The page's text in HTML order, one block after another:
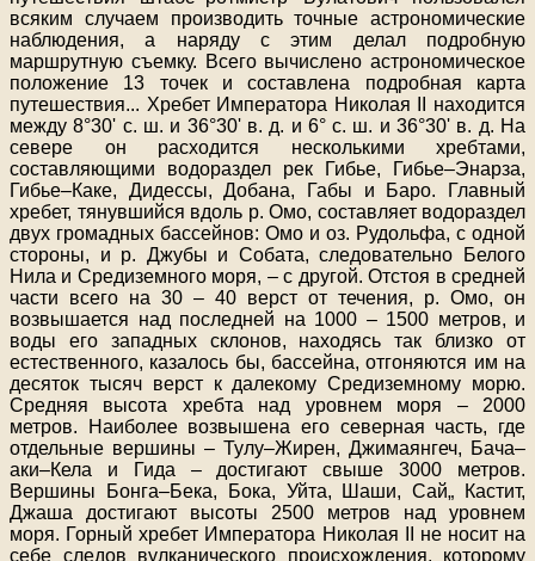
всяким случаем производить точные астрономические
наблюдения, а наряду с этим делал подробную
маршрутную съемку. Всего вычислено астрономическое
положение 13 точек и составлена подробная карта
путешествия... Хребет Императора Николая II находится
между 8°30' с. ш. и 36°30' в. д. и 6° с. ш. и 36°30' в. д. На
севере он расходится несколькими хребтами,
составляющими водораздел рек Гибье, Гибье–Энарза,
Гибье–Каке, Дидессы, Добана, Габы и Баро. Главный
хребет, тянувшийся вдоль р. Омо, составляет водораздел
двух громадных бассейнов: Омо и оз. Рудольфа, с одной
стороны, и р. Джубы и Собата, следовательно Белого
Нила и Средиземного моря, – с другой. Отстоя в средней
части всего на 30 – 40 верст от течения, р. Омо, он
возвышается над последней на 1000 – 1500 метров, и
воды его западных склонов, находясь так близко от
естественного, казалось бы, бассейна, отгоняются им на
десяток тысяч верст к далекому Средиземному морю.
Средняя высота хребта над уровнем моря – 2000
метров. Наиболее возвышена его северная часть, где
отдельные вершины – Тулу–Жирен, Джимаянгеч, Бача–
аки–Кела и Гида – достигают свыше 3000 метров.
Вершины Бонга–Бека, Бока, Уйта, Шаши, Сай„ Кастит,
Джаша достигают высоты 2500 метров над уровнем
моря. Горный хребет Императора Николая II не носит на
себе следов вулканического происхождения, которому